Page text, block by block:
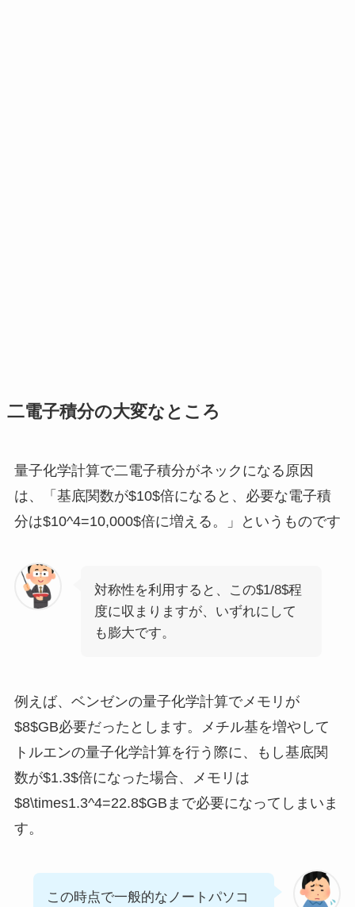
二電子積分の大変なところ
量子化学計算で二電子積分がネックになる原因
は、「基底関数が$10$倍になると、必要な電子積
分は$10^4=10,000$倍に増える。」というものです
対称性を利用すると、この$1/8$程
度に収まりますが、いずれにして
も膨大です。
例えば、ベンゼンの量子化学計算でメモリが
$8$GB必要だったとします。メチル基を増やして
トルエンの量子化学計算を行う際に、もし基底関
数が$1.3$倍になった場合、メモリは
$8\times1.3^4=22.8$GBまで必要になってしまいま
す。
この時点で一般的なノートパソコ